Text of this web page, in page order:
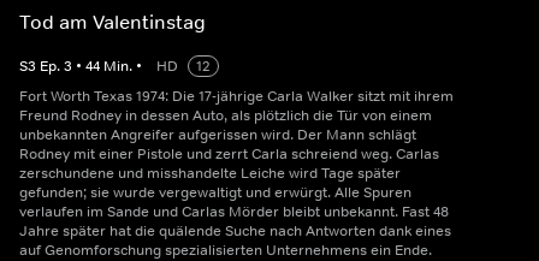
Tod am Valentinstag
S3 Ep.3 • 44 Min. • HD
12
Fort Worth Texas 1974: Die 17-jährige Carla Walker sitzt mit ihrem
Freund Rodney in dessen Auto, als plötzlich die Tür von einem
unbekannten Angreifer aufgerissen wird. Der Mann schlägt
Rodney mit einer Pistole und zerrt Carla schreiend weg. Carlas
zerschundene und misshandelte Leiche wird Tage später
gefunden; sie wurde vergewaltigt und erwürgt. Alle Spuren
verlaufen im Sande und Carlas Mörder bleibt unbekannt. Fast 48
Jahre später hat die quälende Suche nach Antworten dank eines
auf Genomforschung spezialisierten Unternehmens ein Ende.